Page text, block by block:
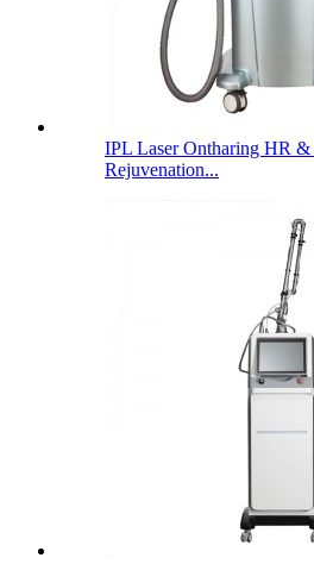
IPL Laser Ontharing HR &
Rejuvenation...